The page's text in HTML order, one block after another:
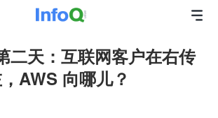
二天：互联网客户在右传
AWS 向哪儿？